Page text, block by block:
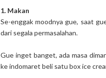
1. Makan
Se-enggak moodnya gue, saat
dari segala permasalahan.
Gue inget banget, ada masa
ke indomaret beli satu box ice